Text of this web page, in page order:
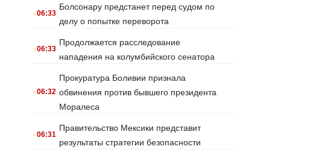
.06:33
Болсонару предстанет перед судом по
делу о попытке переворота
.06:33
Продолжается расследование
нападения на колумбийского сенатора
.06:32
Прокуратура Боливии признала
обвинения против бывшего президента
Моралеса
.06:31
Правительство Мексики представит
результаты стратегии безопасности